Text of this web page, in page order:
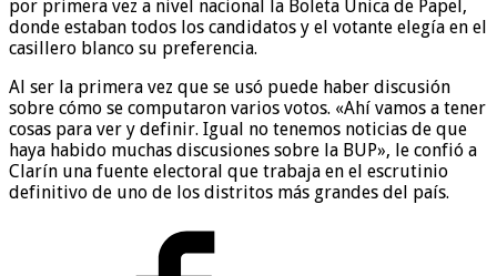
por primera vez a nivel nacional la Boleta Única de Papel,
donde estaban todos los candidatos y el votante elegía en el
casillero blanco su preferencia.
Al ser la primera vez que se usó puede haber discusión
sobre cómo se computaron varios votos. «Ahí vamos a tener
cosas para ver y definir. Igual no tenemos noticias de que
haya habido muchas discusiones sobre la BUP», le confió a
Clarín una fuente electoral que trabaja en el escrutinio
definitivo de uno de los distritos más grandes del país.